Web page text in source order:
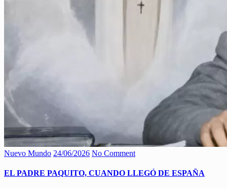
Nuevo Mundo 24/06/2026 No Comment
EL PADRE PAQUITO, CUANDO LLEGÓ DE ESPAÑA